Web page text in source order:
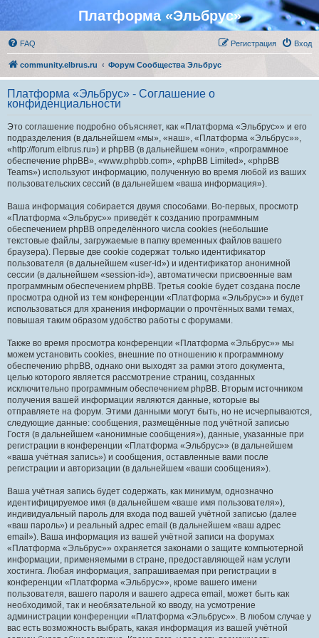
Платформа «Эльбрус»
FAQ Вход
Регистрация
community.elbrus.ru Форум Сообщества Эльбрус
Платформа «Эльбрус» - Соглашение о
конфиденциальности
Это соглашение подробно объясняет, как «Платформа «Эльбрус»» и его
подразделения (в дальнейшем «мы», «наш», «Платформа «Эльбрус»»,
«http://forum.elbrus.ru») и phpBB (в дальнейшем «они», «программное
обеспечение phpBB», «www.phpbb.com», «phpBB Limited», «phpBB
Teams») используют информацию, полученную во время любой из ваших
пользовательских сессий (в дальнейшем «ваша информация»).
Ваша информация собирается двумя способами. Во-первых, просмотр
«Платформа «Эльбрус»» приведёт к созданию программным
обеспечением phpBB определённого числа cookies (небольшие
текстовые файлы, загружаемые в папку временных файлов вашего
браузера). Первые две cookie содержат только идентификатор
пользователя (в дальнейшем «user-id») и идентификатор анонимной
сессии (в дальнейшем «session-id»), автоматически присвоенные вам
программным обеспечением phpBB. Третья cookie будет создана после
просмотра одной из тем конференции «Платформа «Эльбрус»» и будет
использоваться для хранения информации о прочтённых вами темах,
повышая таким образом удобство работы с форумами.
Также во время просмотра конференции «Платформа «Эльбрус»» мы
можем установить cookies, внешние по отношению к программному
обеспечению phpBB, однако они выходят за рамки этого документа,
целью которого является рассмотрение страниц, созданных
исключительно программным обеспечением phpBB. Вторым источником
получения вашей информации являются данные, которые вы
отправляете на форум. Этими данными могут быть, но не исчерпываются,
следующие данные: сообщения, размещённые под учётной записью
Гостя (в дальнейшем «анонимные сообщения»), данные, указанные при
регистрации в конференции «Платформа «Эльбрус»» (в дальнейшем
«ваша учётная запись») и сообщения, оставленные вами после
регистрации и авторизации (в дальнейшем «ваши сообщения»).
Ваша учётная запись будет содержать, как минимум, однозначно
идентифицируемое имя (в дальнейшем «ваше имя пользователя»),
индивидуальный пароль для входа под вашей учётной записью (далее
«ваш пароль») и реальный адрес email (в дальнейшем «ваш адрес
email»). Ваша информация из вашей учётной записи на форумах
«Платформа «Эльбрус»» охраняется законами о защите компьютерной
информации, применяемыми в стране, предоставляющей нам услуги
хостинга. Любая информация, запрашиваемая при регистрации в
конференции «Платформа «Эльбрус»», кроме вашего имени
пользователя, вашего пароля и вашего адреса email, может быть как
необходимой, так и необязательной ко вводу, на усмотрение
администрации конференции «Платформа «Эльбрус»». В любом случае у
вас есть возможность выбрать, какая информация из вашей учётной